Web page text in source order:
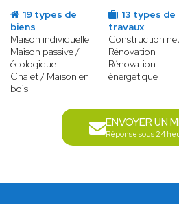
19 types de
biens
Maison individuelle
Maison passive /
écologique
Chalet / Maison en
bois
13 types de
travaux
Construction
Rénovation
Rénovation
énergétique
ENVOYER UN
Réponse sous 24